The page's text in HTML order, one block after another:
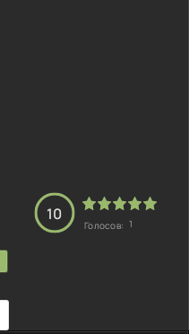
10
Голосов: 1